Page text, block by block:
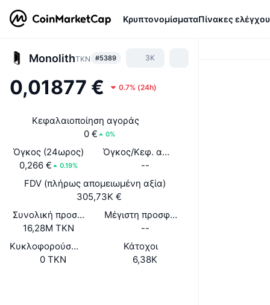
ΚρυπτονομίσματαΠίνακες ελέγχου
MonolithTKN #5389 3K
0,01877 € 0.7% (24h)
Κεφαλαιοποίηση αγοράς
0 €
0%
Όγκος (24ωρος)
0,266 €
0.19%
Όγκος/Κεφ. αγοράς (24ώ)
--
FDV (πλήρως απομειωμένη αξία)
305,73K €
Συνολική προσφορά
16,28M TKN
Μέγιστη προσφορά
--
Κυκλοφορούσα Προσφορά
0 TKN
Κάτοχοι
6,38K